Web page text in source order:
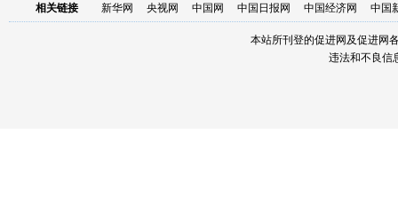
相关链接
新华网
央视网 中国网 中国日报网 中国经济网 中国
本站所刊登的促进网及促进网
违法和不良信